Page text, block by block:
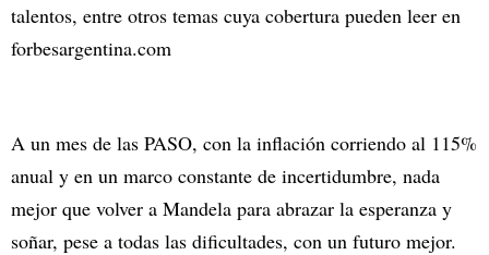
talentos, entre otros temas cuya cobertura pueden leer en
forbesargentina.com
A un mes de las PASO, con la inflación corriendo al 115%
anual y en un marco constante de incertidumbre, nada
mejor que volver a Mandela para abrazar la esperanza y
soñar, pese a todas las dificultades, con un futuro mejor.